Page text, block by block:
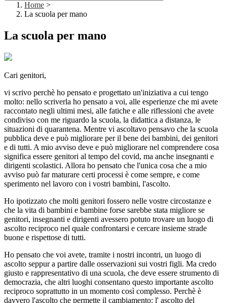
Home >
La scuola per mano
La scuola per mano
Cari genitori,
vi scrivo perchè ho pensato e progettato un'iniziativa a cui tengo
molto: nello scriverla ho pensato a voi, alle esperienze che mi avete
raccontato negli ultimi mesi, alle fatiche e alle riflessioni che avete
condiviso con me riguardo la scuola, la didattica a distanza, le
situazioni di quarantena. Mentre vi ascoltavo pensavo che la scuola
pubblica deve e può migliorare per il bene dei bambini, dei genitori
e di tutti. A mio avviso deve e può migliorare nel comprendere cosa
significa essere genitori al tempo del covid, ma anche insegnanti e
dirigenti scolastici. Allora ho pensato che l'unica cosa che a mio
avviso può far maturare certi processi è come sempre, e come
sperimento nel lavoro con i vostri bambini, l'ascolto.
Ho ipotizzato che molti genitori fossero nelle vostre circostanze e
che la vita di bambini e bambine forse sarebbe stata migliore se
genitori, insegnanti e dirigenti avessero potuto trovare un luogo di
ascolto reciproco nel quale confrontarsi e cercare insieme strade
buone e rispettose di tutti.
Ho pensato che voi avete, tramite i nostri incontri, un luogo di
ascolto seppur a partire dalle osservazioni sui vostri figli. Ma credo
giusto e rappresentativo di una scuola, che deve essere strumento di
democrazia, che altri luoghi consentano questo importante ascolto
reciproco soprattutto in un momento così complesso. Perchè è
davvero l'ascolto che permette il cambiamento: l' ascolto del